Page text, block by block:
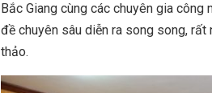
Bắc Giang cùng các chuyên gia
đề chuyên sâu diễn ra song song,
thảo.